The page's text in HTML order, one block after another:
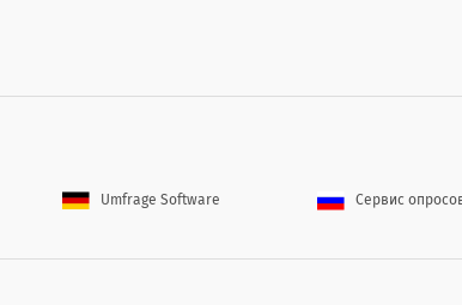
Umfrage Software Сервис